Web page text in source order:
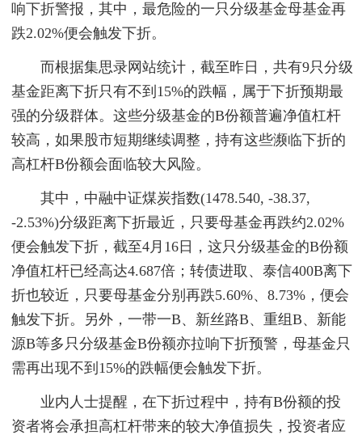
响下折警报，其中，最危险的一只分级基金母基金再
跌2.02%便会触发下折。
而根据集思录网站统计，截至昨日，共有9只分级
基金距离下折只有不到15%的跌幅，属于下折预期最
强的分级群体。这些分级基金的B份额普遍净值杠杆
较高，如果股市短期继续调整，持有这些濒临下折的
高杠杆B份额会面临较大风险。
其中，中融中证煤炭指数(1478.540, -38.37,
-2.53%)分级距离下折最近，只要母基金再跌约2.02%
便会触发下折，截至4月16日，这只分级基金的B份额
净值杠杆已经高达4.687倍；转债进取、泰信400B离下
折也较近，只要母基金分别再跌5.60%、8.73%，便会
触发下折。另外，一带一B、新丝路B、重组B、新能
源B等多只分级基金B份额亦拉响下折预警，母基金只
需再出现不到15%的跌幅便会触发下折。
业内人士提醒，在下折过程中，持有B份额的投
资者将会承担高杠杆带来的较大净值损失，投资者应